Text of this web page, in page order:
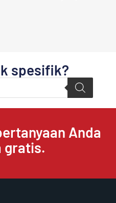
spesifik?
Anda
gratis.